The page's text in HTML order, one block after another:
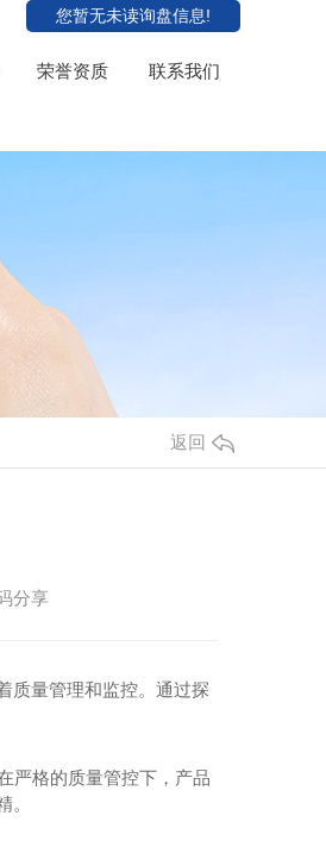
荣誉资质 联系我们
您暂无未读询盘信息!
返回
分享
质量管理和监控。通过探
严格的质量管控下，产品
。